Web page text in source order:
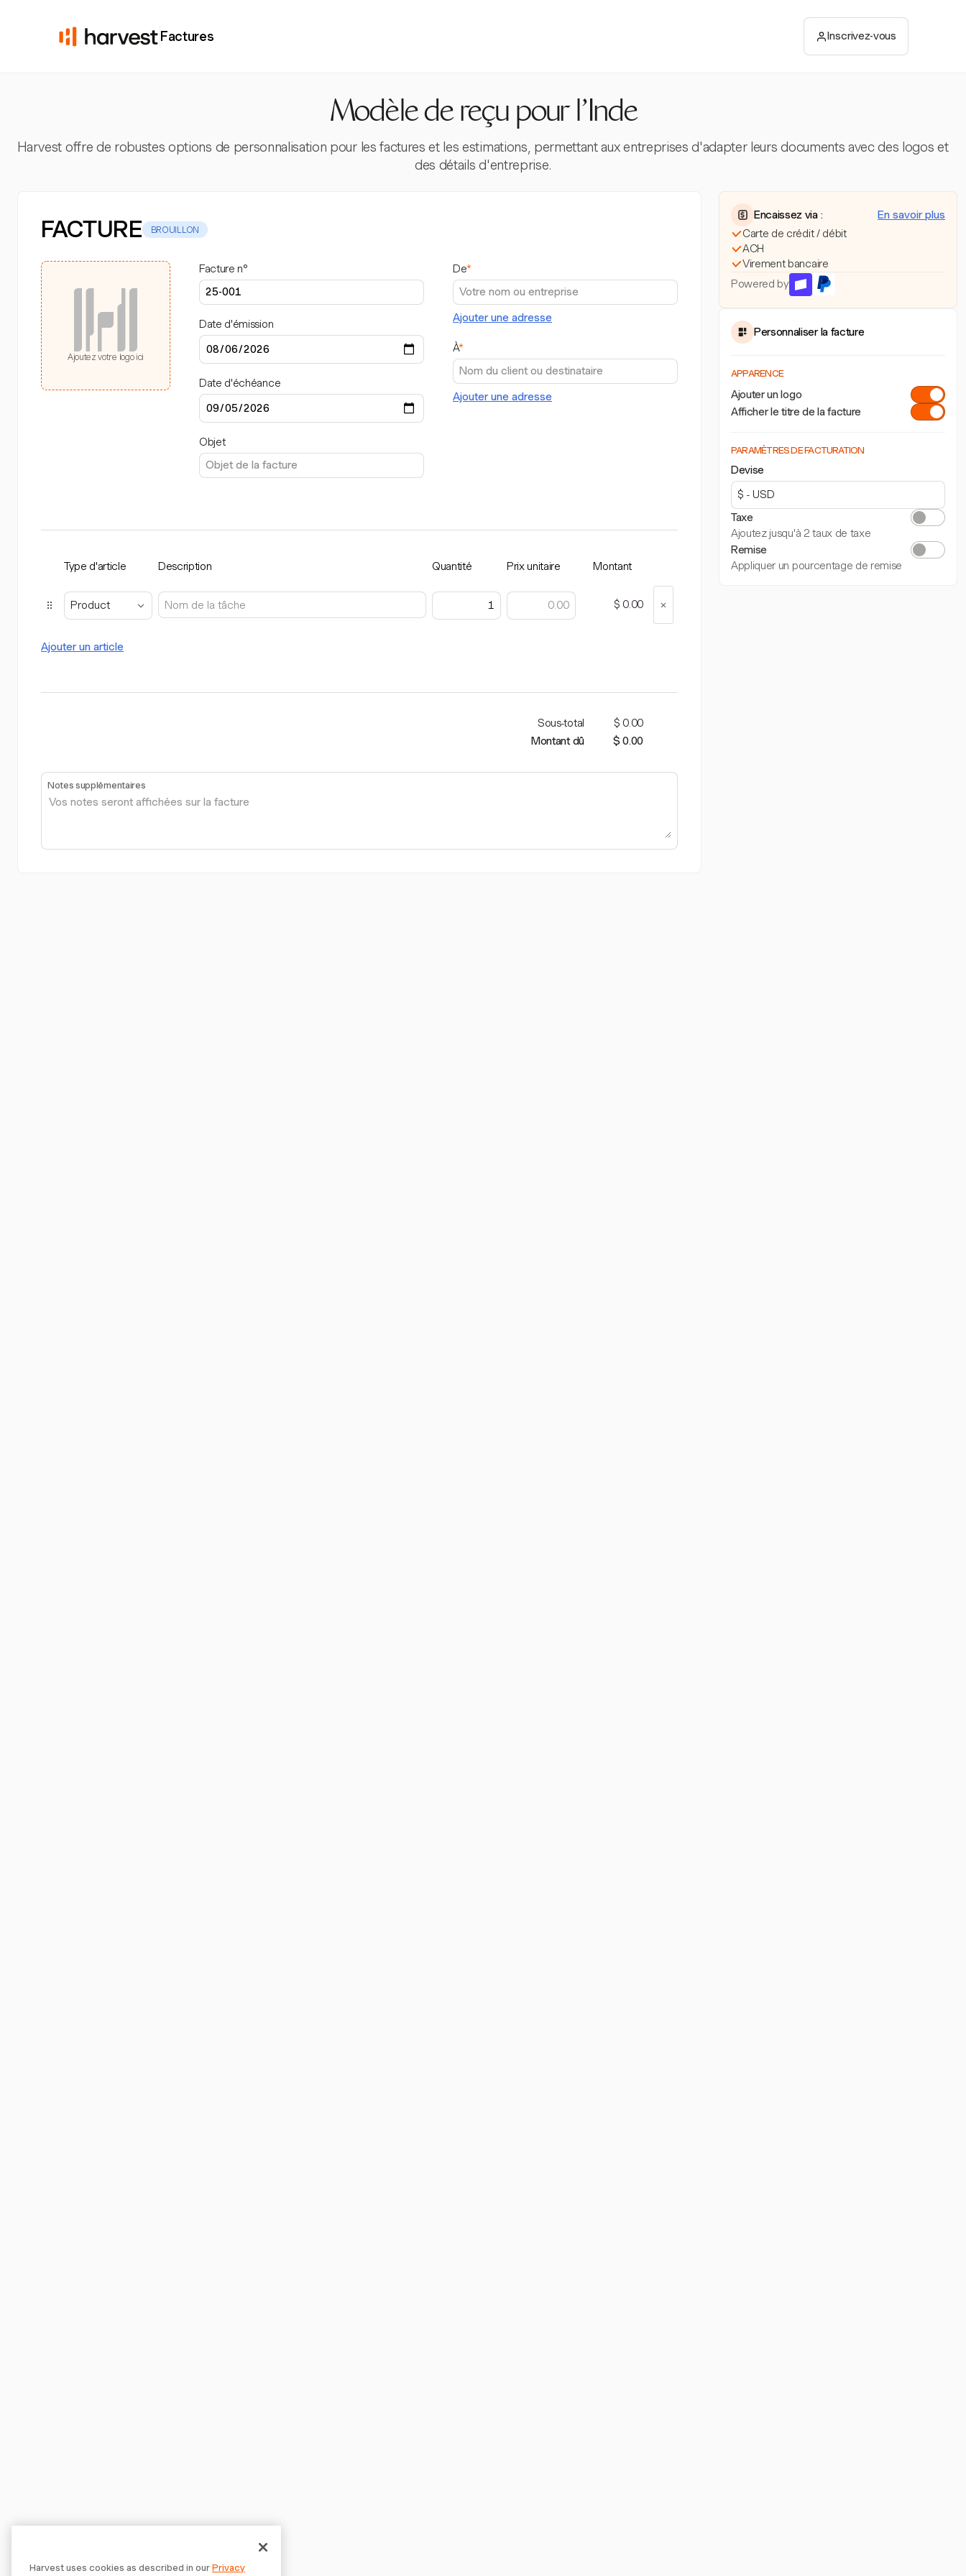
Factures Inscrivez-vous
Modèle de reçu pour l'Inde
Harvest offre de robustes options de personnalisation pour les factures et les estimations, permettant aux entreprises d'adapter leurs documents avec des logos et
des détails d'entreprise.
FACTURE BROUILLON
Ajoutez votre logo ici
Facture n°
Date d'émission
Date d'échéance
Objet
De*
Ajouter une adresse
À*
Ajouter une adresse
Type d'article Description Quantité Prix unitaire Montant
Product $ 0.00
Ajouter un article
Sous-total
$ 0.00
Montant dû
$ 0.00
Notes supplémentaires
Encaissez via :
En savoir plus
Carte de crédit / débit
ACH
Virement bancaire
Powered by
Personnaliser la facture
APPARENCE
Ajouter un logo
Afficher le titre de la facture
PARAMÈTRES DE FACTURATION
Devise
Taxe
Ajoutez jusqu'à 2 taux de taxe
Remise
Appliquer un pourcentage de remise
Harvest uses cookies as described in ourPrivacy